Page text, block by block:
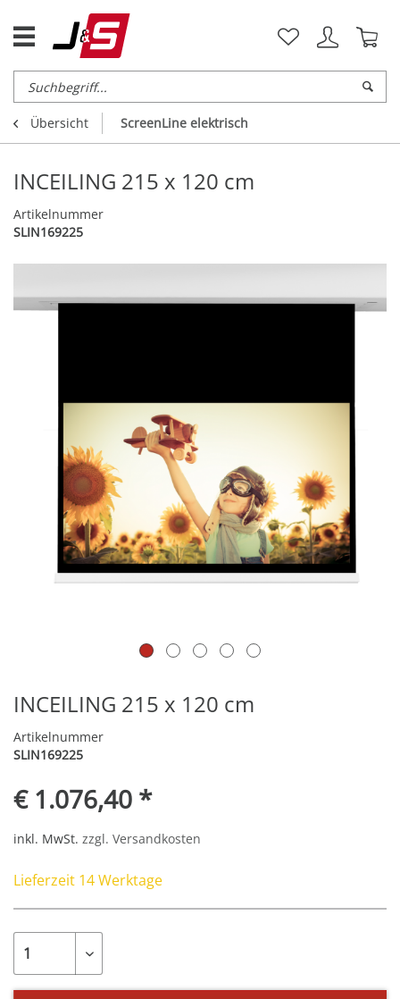
Übersicht ScreenLine elektrisch
INCEILING 215 x 120 cm
Artikelnummer
SLIN169225
INCEILING 215 x 120 cm
Artikelnummer
SLIN169225
€ 1.076,40 *
inkl. MwSt. zzgl. Versandkosten
Lieferzeit 14 Werktage